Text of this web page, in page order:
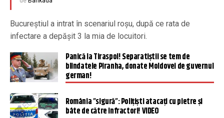
Bucureștiul a intrat în scenariul roșu, după ce rata de
infectare a depășit 3 la mia de locuitori.
Panică la Tiraspol! Separatiștii se tem de
blindatele Piranha, donate Moldovei de guvernul
german!
România ”sigură”: Polițiști atacați cu pietre și
bâte de către infractori! VIDEO